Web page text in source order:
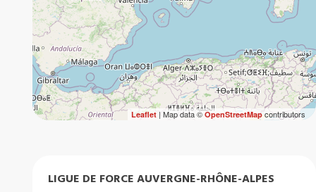
Leaflet| Map data ©OpenStreetMapcontributors
LIGUE DE FORCE AUVERGNE-RHÔNE-ALPES